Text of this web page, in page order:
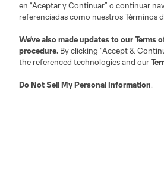
en “Aceptar y Continuar” o continuar
referenciadas como nuestros Términos
We’ve also made updates to ourTerms
procedure. By clicking “Accept &
the referenced technologies and our
Do Not Sell My Personal Information.